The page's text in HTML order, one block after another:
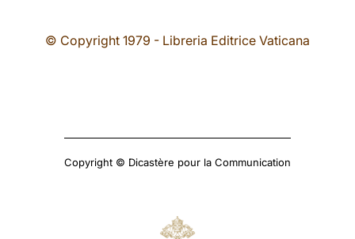
© Copyright 1979 - Libreria Editrice Vaticana
Copyright © Dicastère pour la Communication